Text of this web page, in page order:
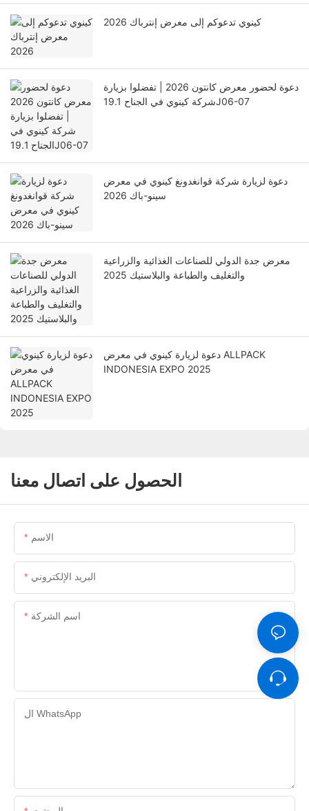
كينوي تدعوكم إلى معرض إنترباك 2026
دعوة لحضور معرض كانتون 2026 | تفضلوا بزيارة
شركة كينوي في الجناح 19.1J06-07
دعوة لزيارة شركة قوانغدونغ كينوي في معرض
سينو-باك 2026
معرض جدة الدولي للصناعات الغذائية والزراعية
والتغليف والطباعة والبلاستيك 2025
دعوة لزيارة كينوي في معرض ALLPACK
INDONESIA EXPO 2025
الحصول على اتصال معنا
الاسم
البريد الإلكتروني
اسم الشركة
ال WhatsApp